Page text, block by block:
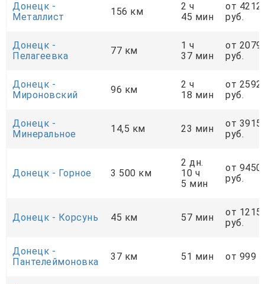
Донецк -
Металлист
156 км
2 ч
45 мин
от 4212
руб.
Донецк -
Пелагеевка
77 км
1 ч
37 мин
от 2079
руб.
Донецк -
Мироновский
96 км
2 ч
18 мин
от 2592
руб.
Донецк -
Минеральное
14,5 км 23 мин
от 3915
руб.
Донецк - Горное 3 500 км
2 дн.
10 ч
5 мин
от
руб.
Донецк - Корсунь 45 км 57 мин
от 1215
руб.
Донецк -
Пантелеймоновка
37 км 51 мин от 999